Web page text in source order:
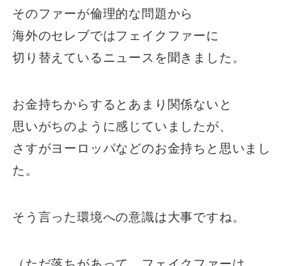
そのファーが倫理的な問題から
海外のセレブではフェイクファーに
切り替えているニュースを聞きました。
お金持ちからするとあまり関係ないと
思いがちのように感じていましたが、
さすがヨーロッパなどのお金持ちと思いまし
た。
そう言った環境への意識は大事ですね。